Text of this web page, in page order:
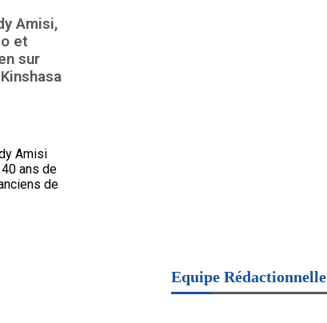
Amisi,
et
sur
Amisi
ans de
de
Equipe Rédactionnelle